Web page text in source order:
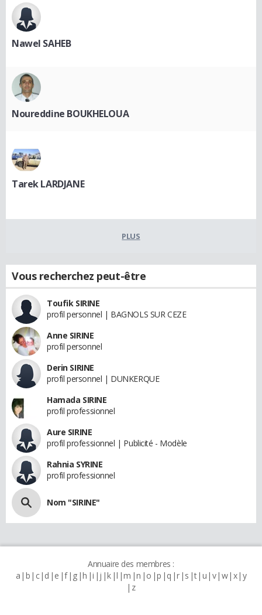
Nawel SAHEB
Noureddine BOUKHELOUA
Tarek LARDJANE
PLUS
Vous recherchez peut-être
Toufik SIRINE
profil personnel | BAGNOLS SUR CEZE
Anne SIRINE
profil personnel
Derin SIRINE
profil personnel | DUNKERQUE
Hamada SIRINE
profil professionnel
Aure SIRINE
profil professionnel | Publicité - Modèle
Rahnia SYRINE
profil professionnel
Nom "SIRINE"
Annuaire des membres :
a b c d e f g h i j k l m n o p q r s t u v w x y
z